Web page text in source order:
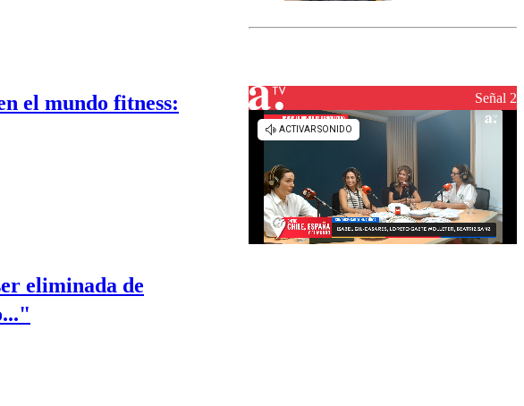
el mundo fitness:
eliminada de
el fin de la
reconstrucciónSeñal 2